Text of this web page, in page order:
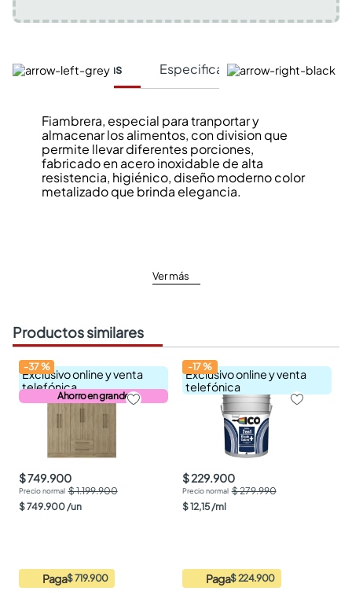
Características Especificaciones Técnicas
Fiambrera, especial para tranportar y
almacenar los alimentos, con division que
permite llevar diferentes porciones,
fabricado en acero inoxidable de alta
resistencia, higiénico, diseño moderno color
metalizado que brinda elegancia.
Ver más
Productos similares
Exclusivo online y venta
telefónica
Ahorro en grande
-37%
$ 749.900
$ 1.199.900
$749.900 /un
Paga$ 719.900
Exclusivo online y venta
telefónica
-17%
$ 229.900
$ 279.990
$12,15 /ml
Paga$ 224.900